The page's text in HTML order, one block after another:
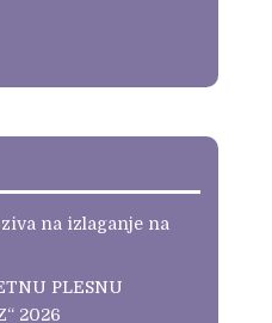
na izlaganje na
PLESNU
2026